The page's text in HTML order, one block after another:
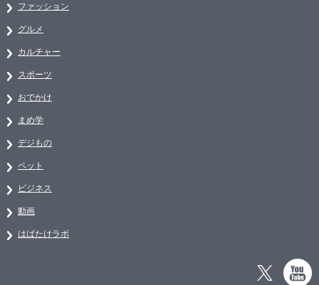
ファッション
グルメ
カルチャー
スポーツ
おでかけ
まめ学
デジもの
ペット
ビジネス
動画
はばたけラボ